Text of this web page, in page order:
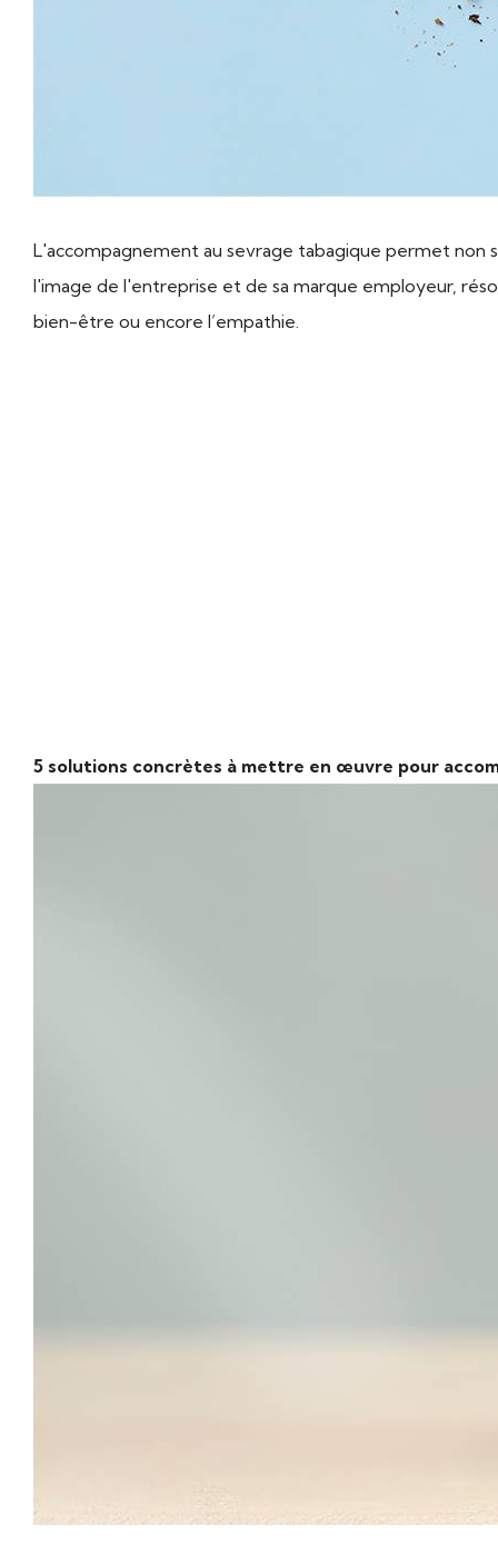
L'accompagnement au sevrage tabagique permet non
l'image de l'entreprise et de sa marque employeur,
bien-être ou encore l’empathie.
5 solutions concrètes à mettre en œuvre pour